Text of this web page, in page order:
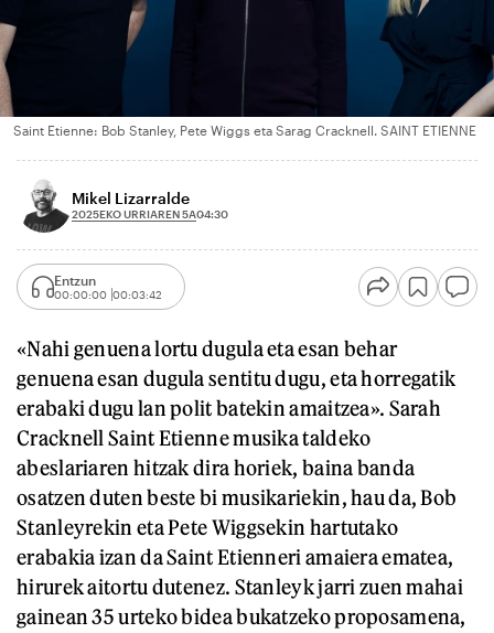
Saint Etienne: Bob Stanley, Pete Wiggs eta Sarag Cracknell. SAINT ETIENNE
Mikel Lizarralde
2025EKO URRIAREN 5A04:30
Entzun
00:00:00 00:03:42
«Nahi genuena lortu dugula eta esan behar
genuena esan dugula sentitu dugu, eta horregatik
erabaki dugu lan polit batekin amaitzea». Sarah
Cracknell Saint Etienne musika taldeko
abeslariaren hitzak dira horiek, baina banda
osatzen duten beste bi musikariekin, hau da, Bob
Stanleyrekin eta Pete Wiggsekin hartutako
erabakia izan da Saint Etienneri amaiera ematea,
hirurek aitortu dutenez. Stanleyk jarri zuen mahai
gainean 35 urteko bidea bukatzeko proposamena,